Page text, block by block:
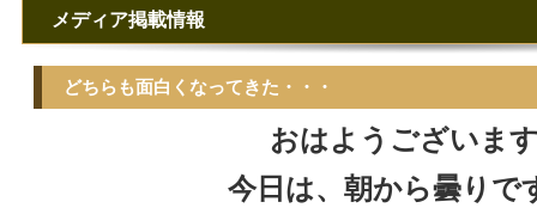
メディア掲載情報
どちらも面白くなってきた・・・
おはようございま
今日は、朝から曇りで